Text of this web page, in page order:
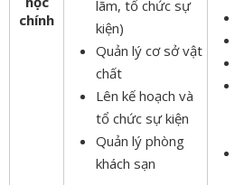
chính
lãm, tổ chức sự
kiện)
Quản lý cơ sở vật
chất
Lên kế hoạch và
tổ chức sự kiện
Quản lý phòng
khách sạn